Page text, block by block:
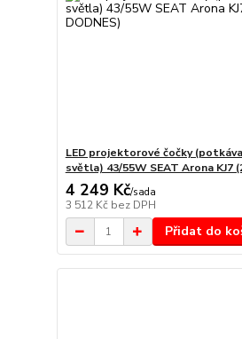
LED projektorové čočky
světla) 43/55W SEAT Arona KJ7
4 249 Kč/sada
3 512 Kč bez DPH
Přidat do